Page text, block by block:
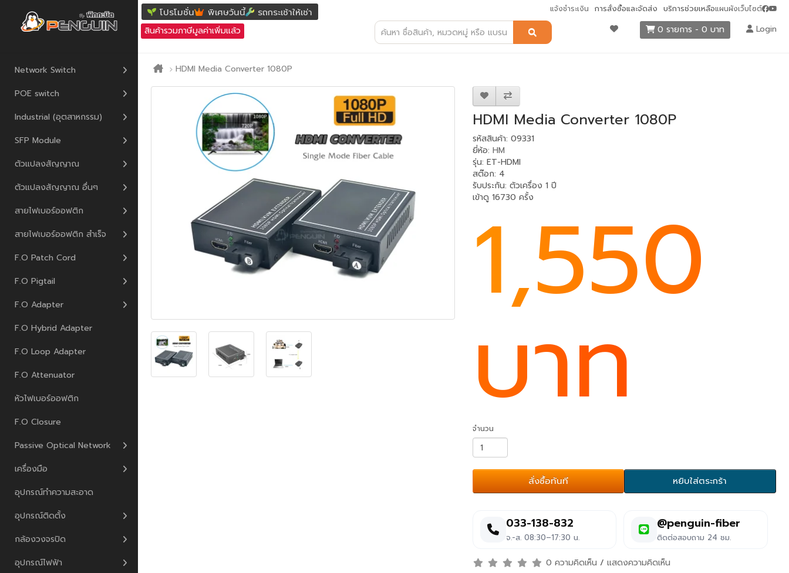
แจ้งชำระเงิน การสั่งซื้อและจัดส่ง บริการช่วยเหลือแผนผังเว็บไซต์
โปรโมชั่น พิเศษวันนี้ รถกระเช้าให้เช่า
สินค้ารวมภาษีมูลค่าเพิ่มแล้ว 0 รายการ - 0 บาท Login
Network Switch
POE switch
Industrial (อุตสาหกรรม)
SFP Module
ตัวแปลงสัญญาณ
ตัวแปลงสัญญาณ อื่นๆ
สายไฟเบอร์ออฟติก
สายไฟเบอร์ออฟติก สำเร็จ
F.O Patch Cord
F.O Pigtail
F.O Adapter
F.O Hybrid Adapter
F.O Loop Adapter
F.O Attenuator
หัวไฟเบอร์ออฟติก
F.O Closure
Passive Optical Network
เครื่องมือ
อุปกรณ์ทำความสะอาด
อุปกรณ์ติดตั้ง
กล้องวงจรปิด
อุปกรณ์ไฟฟ้า
HDMI Media Converter 1080P
HDMI Media Converter 1080P
รหัสสินค้า: 09331
ยี่ห้อ: HM
รุ่น: ET-HDMI
สต๊อก: 4
รับประกัน: ตัวเครื่อง 1 ปี
เข้าดู 16730 ครั้ง
1,550
บาท
จำนวน
สั่งซื้อทันที หยิบใส่ตระกร้า
033-138-832
จ.-ส. 08:30–17:30 น.
@penguin-fiber
ติดต่อสอบถาม 24 ชม.
0 ความคิดเห็น / แสดงความคิดเห็น